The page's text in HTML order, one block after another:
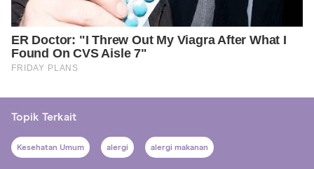
Topik Terkait
Kesehatan Umum alergi alergi makanan